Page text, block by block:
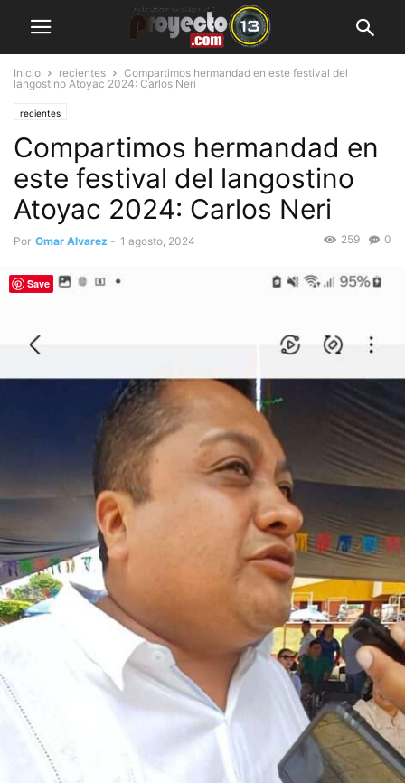
Inicio recientes
Compartimos hermandad en este festival del
langostino Atoyac 2024: Carlos Neri
recientes
Compartimos hermandad en
este festival del langostino
Atoyac 2024: Carlos Neri
Por Omar Alvarez - 1 agosto, 2024 0
259
Save